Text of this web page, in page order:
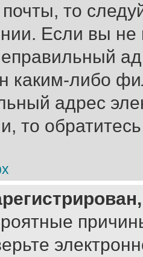
то
Если вы
каким-либо
адрес
то